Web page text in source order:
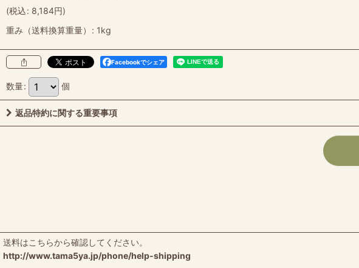
(税込: 8,184円)
重み（送料換算重量）
: 1kg
Facebookでシェア
数量: 個
返品特約に関する重要事項
送料はこちらから確認してください。
http://www.tama5ya.jp/phone/help-shipping